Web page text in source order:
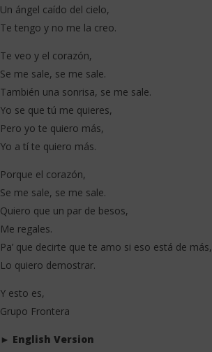
Un ángel caído del cielo,
Te tengo y no me la creo.
Te veo y el corazón,
Se me sale, se me sale.
También una sonrisa, se me sale.
Yo se que tú me quieres,
Pero yo te quiero más,
Yo a tí te quiero más.
Porque el corazón,
Se me sale, se me sale.
Quiero que un par de besos,
Me regales.
Pa’ que decirte que te amo si eso está de más,
Lo quiero demostrar.
Y esto es,
Grupo Frontera
► English Version